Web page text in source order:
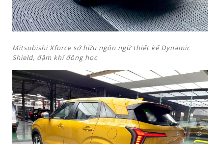
Mitsubishi Xforce sở hữu ngôn ngữ thiết kế Dynamic
Shield, đậm khí động học